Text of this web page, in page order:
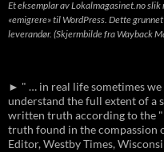
Et eksemplar av Lokalmagasinet.no
«emigrere» til WordPress. Dette
leverandør. (Skjermbilde fra Wayback
► " … in real life sometimes we
understand the full extent of a
written truth according to the
truth found in the compassion
Editor, Westby Times,